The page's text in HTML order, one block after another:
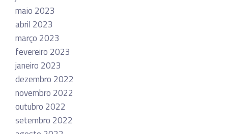
maio 2023
abril 2023
março 2023
fevereiro 2023
janeiro 2023
dezembro 2022
novembro 2022
outubro 2022
setembro 2022